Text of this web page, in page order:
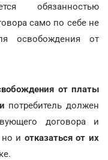
обязанностью
само по себе не
освобождения от
от платы
потребитель должен
договора и
но и отказаться от их